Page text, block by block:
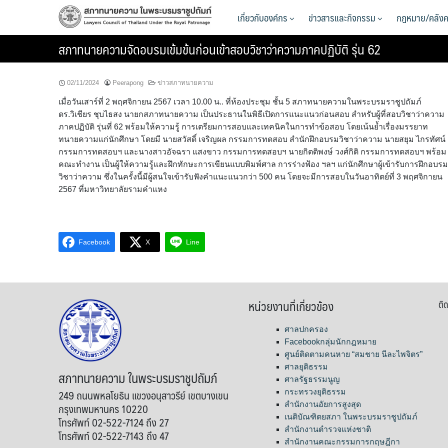
เกี่ยวกับองค์กร ข่าวสารและกิจกรรม กฎหมาย/คลัง
สภาทนายความจัดอบรมเข้มข้นก่อนเข้าสอบวิชาว่าความภาคปฏิบัติ รุ่น 62
02/11/2024 Peerapong ข่าวสภาทนายความ
เมื่อวันเสาร์ที่ 2 พฤศจิกายน 2567 เวลา 10.00 น.. ที่ห้องประชุม ชั้น 5 สภาทนายความในพระบรมราชูปถัมภ์
ดร.วิเชียร ชุบไธสง นายกสภาทนายความ เป็นประธานในพิธีเปิดการแนะแนวก่อนสอบ สำหรับผู้ที่สอบวิชาว่าความ
ภาคปฏิบัติ รุ่นที่ 62 พร้อมให้ความรู้ การเตรียมการสอบและเทคนิคในการทำข้อสอบ โดยเน้นย้ำเรื่องมรรยาท
ทนายความแก่นักศึกษา โดยมี นายสวัสดิ์ เจริญผล กรรมการทดสอบ สำนักฝึกอบรมวิชาว่าความ นายสยุม ไกรทัศน์
กรรมการทดสอบฯ และนางสาวอัจฉรา แสงขาว กรรมการทดสอบฯ นายกิตติพงษ์ วงศ์กิติ กรรมการทดสอบฯ พร้อม
คณะทำงาน เป็นผู้ให้ความรู้และฝึกทักษะการเขียนแบบพิมพ์ศาล การร่างฟ้อง ฯลฯ แก่นักศึกษาผู้เข้ารับการฝึกอบรม
วิชาว่าความ ซึ่งในครั้งนี้มีผู้สนใจเข้ารับฟังคำแนะแนวกว่า 500 คน โดยจะมีการสอบในวันอาทิตย์ที่ 3 พฤศจิกายน
2567 ที่มหาวิทยาลัยรามคำแหง
Facebook X Line
สภาทนายความ ในพระบรมราชูปถัมภ์
249 ถนนพหลโยธิน แขวงอนุสาวรีย์ เขตบางเขน
กรุงเทพมหานคร 10220
โทรศัพท์ 02-522-7124 ถึง 27
โทรศัพท์ 02-522-7143 ถึง 47
หน่วยงานที่เกี่ยวข้อง
ศาลปกครอง
Facebookกลุ่มนักกฎหมาย
ศูนย์ติดตามคนหาย “สมชาย นีละไพจิตร”
ศาลยุติธรรม
ศาลรัฐธรรมนูญ
กระทรวงยุติธรรม
สำนักงานอัยการสูงสุด
เนติบัณฑิตยสภา ในพระบรมราชูปถัมภ์
สำนักงานตำรวจแห่งชาติ
สำนักงานคณะกรรมการกฤษฎีกา
ติ